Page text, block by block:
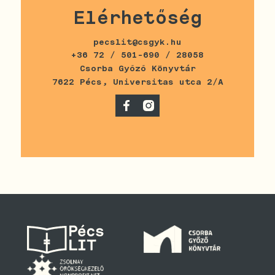
Elérhetőség
pecslit@csgyk.hu
+36 72 / 501-690 / 28058
Csorba Győző Könyvtár
7622 Pécs, Universitas utca 2/A